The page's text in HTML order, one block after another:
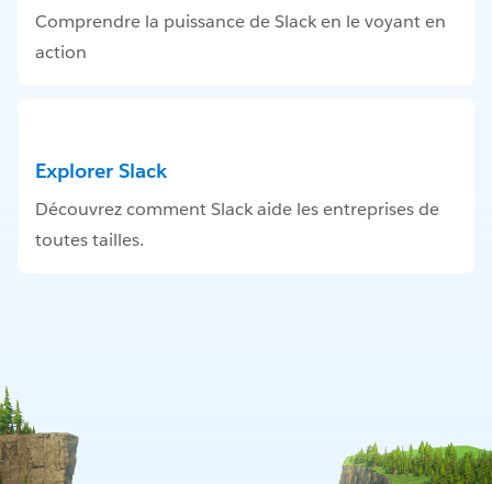
Comprendre la puissance de Slack en le voyant en
action
Explorer Slack
Découvrez comment Slack aide les entreprises de
toutes tailles.